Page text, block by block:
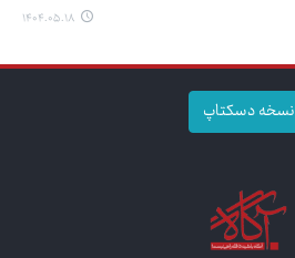
۱۴۰۴.۰۵.۱۸
نسخه دسکتاپ